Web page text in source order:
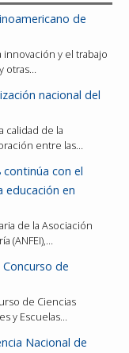
de
y el trabajo
otras…
nacional del
calidad de la
entre las…
continúa con el
educación en
de la Asociación
(ANFEI),…
de
de Ciencias
y Escuelas…
Nacional de